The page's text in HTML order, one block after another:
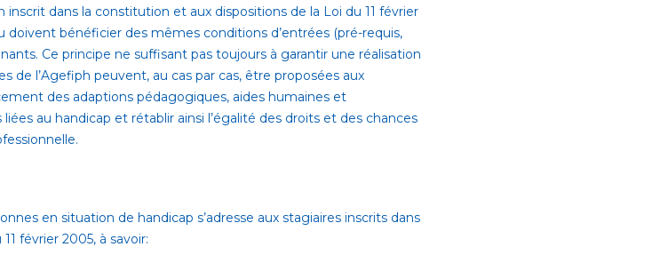
dans la constitution et aux dispositions de la Loi du 11 février
doivent bénéficier des mêmes conditions d’entrées (pré-requis,
Ce principe ne suffisant pas toujours à garantir une réalisation
de l’Agefiph peuvent, au cas par cas, être proposées aux
des adaptions pédagogiques, aides humaines et
au handicap et rétablir ainsi l’égalité des droits et des chances
en situation de handicap s’adresse aux stagiaires inscrits dans
février 2005, à savoir: